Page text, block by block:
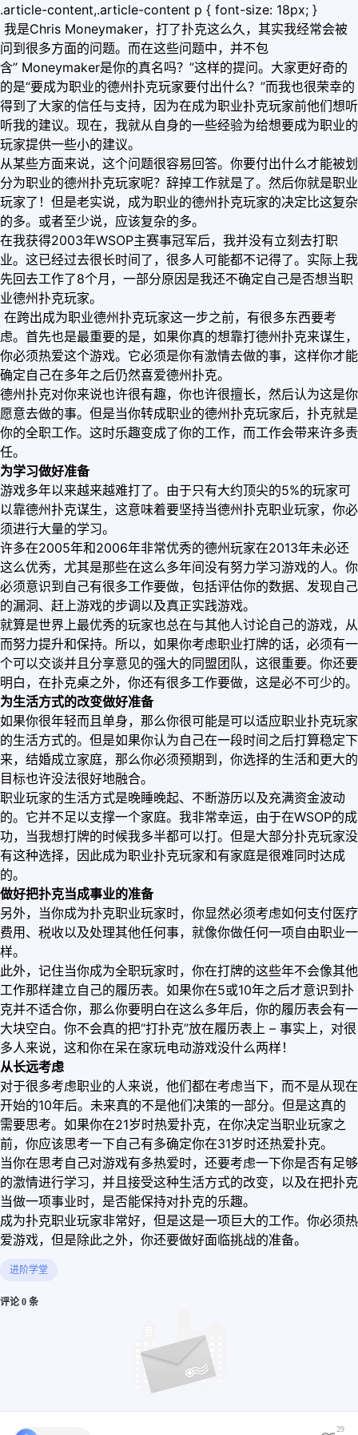
.article-content,.article-content p { font-size: 18px; }
我是Chris Moneymaker，打了扑克这么久，其实我经常会被
问到很多方面的问题。而在这些问题中，并不包
含” Moneymaker是你的真名吗？”这样的提问。大家更好奇的
的是“要成为职业的德州扑克玩家要付出什么？”而我也很荣幸的
得到了大家的信任与支持，因为在成为职业扑克玩家前他们想听
听我的建议。现在，我就从自身的一些经验为给想要成为职业的
玩家提供一些小的建议。
从某些方面来说，这个问题很容易回答。你要付出什么才能被划
分为职业的德州扑克玩家呢？辞掉工作就是了。然后你就是职业
玩家了！但是老实说，成为职业的德州扑克玩家的决定比这复杂
的多。或者至少说，应该复杂的多。
在我获得2003年WSOP主赛事冠军后，我并没有立刻去打职
业。这已经过去很长时间了，很多人可能都不记得了。实际上我
先回去工作了8个月，一部分原因是我还不确定自己是否想当职
业德州扑克玩家。
在跨出成为职业德州扑克玩家这一步之前，有很多东西要考
虑。首先也是最重要的是，如果你真的想靠打德州扑克来谋生，
你必须热爱这个游戏。它必须是你有激情去做的事，这样你才能
确定自己在多年之后仍然喜爱德州扑克。
德州扑克对你来说也许很有趣，你也许很擅长，然后认为这是你
愿意去做的事。但是当你转成职业的德州扑克玩家后，扑克就是
你的全职工作。这时乐趣变成了你的工作，而工作会带来许多责
任。
为学习做好准备
游戏多年以来越来越难打了。由于只有大约顶尖的5%的玩家可
以靠德州扑克谋生，这意味着要坚持当德州扑克职业玩家，你必
须进行大量的学习。
许多在2005年和2006年非常优秀的德州玩家在2013年未必还
这么优秀，尤其是那些在这么多年间没有努力学习游戏的人。你
必须意识到自己有很多工作要做，包括评估你的数据、发现自己
的漏洞、赶上游戏的步调以及真正实践游戏。
就算是世界上最优秀的玩家也总在与其他人讨论自己的游戏，从
而努力提升和保持。所以，如果你考虑职业打牌的话，必须有一
个可以交谈并且分享意见的强大的同盟团队，这很重要。你还要
明白，在扑克桌之外，你还有很多工作要做，这是必不可少的。
为生活方式的改变做好准备
如果你很年轻而且单身，那么你很可能是可以适应职业扑克玩家
的生活方式的。但是如果你认为自己在一段时间之后打算稳定下
来，结婚成立家庭，那么你必须预期到，你选择的生活和更大的
目标也许没法很好地融合。
职业玩家的生活方式是晚睡晚起、不断游历以及充满资金波动
的。它并不足以支撑一个家庭。我非常幸运，由于在WSOP的成
功，当我想打牌的时候我多半都可以打。但是大部分扑克玩家没
有这种选择，因此成为职业扑克玩家和有家庭是很难同时达成
的。
做好把扑克当成事业的准备
另外，当你成为扑克职业玩家时，你显然必须考虑如何支付医疗
费用、税收以及处理其他任何事，就像你做任何一项自由职业一
样。
此外，记住当你成为全职玩家时，你在打牌的这些年不会像其他
工作那样建立自己的履历表。如果你在5或10年之后才意识到扑
克并不适合你，那么你要明白在这么多年后，你的履历表会有一
大块空白。你不会真的把“打扑克”放在履历表上 – 事实上，对很
多人来说，这和你在呆在家玩电动游戏没什么两样！
从长远考虑
对于很多考虑职业的人来说，他们都在考虑当下，而不是从现在
开始的10年后。未来真的不是他们决策的一部分。但是这真的
需要思考。如果你在21岁时热爱扑克，在你决定当职业玩家之
前，你应该思考一下自己有多确定你在31岁时还热爱扑克。
当你在思考自己对游戏有多热爱时，还要考虑一下你是否有足够
的激情进行学习，并且接受这种生活方式的改变，以及在把扑克
当做一项事业时，是否能保持对扑克的乐趣。
成为扑克职业玩家非常好，但是这是一项巨大的工作。你必须热
爱游戏，但是除此之外，你还要做好面临挑战的准备。
进阶学堂
评论 0 条
29